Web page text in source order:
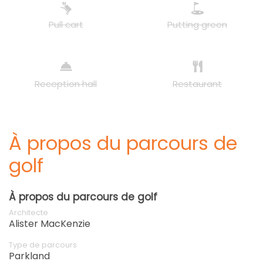
Pull cart Putting green
Reception hall Restaurant
À propos du parcours de
golf
À propos du parcours de golf
Architecte
Alister MacKenzie
Type de parcours
Parkland